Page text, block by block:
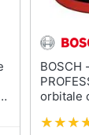
BOSCH - GEX 18V-125
orbitale